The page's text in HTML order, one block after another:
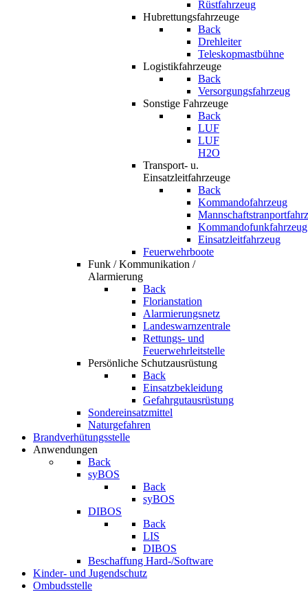
Rüstfahrzeug
Hubrettungsfahrzeuge
Back
Drehleiter
Teleskopmastbühne
Logistikfahrzeuge
Back
Versorgungsfahrzeug
Sonstige Fahrzeuge
Back
LUF
LUF
H2O
Transport- u.
Einsatzleitfahrzeuge
Back
Kommandofahrzeug
Kommandofunkfahrzeug
Einsatzleitfahrzeug
Feuerwehrboote
Funk / Kommunikation /
Alarmierung
Back
Florianstation
Alarmierungsnetz
Landeswarnzentrale
Rettungs- und
Feuerwehrleitstelle
Persönliche Schutzausrüstung
Back
Einsatzbekleidung
Gefahrgutausrüstung
Sondereinsatzmittel
Naturgefahren
Brandverhütungsstelle
Anwendungen
Back
syBOS
Back
syBOS
DIBOS
Back
LIS
DIBOS
Beschaffung Hard-/Software
Kinder- und Jugendschutz
Ombudsstelle